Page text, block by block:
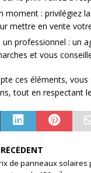
moment : privilégiez
mettre en vente
un professionnel : un
et vous
ces éléments,
tout en respectant
de panneaux solaires